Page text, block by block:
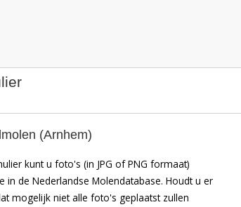
(Arnhem)
kunt u foto's (in JPG of PNG formaat)
in de Nederlandse Molendatabase. Houdt u er
mogelijk niet alle foto's geplaatst zullen